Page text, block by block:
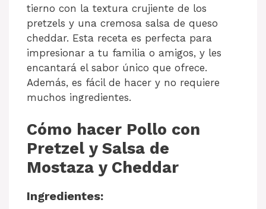
tierno con la textura crujiente de los
pretzels y una cremosa salsa de queso
cheddar. Esta receta es perfecta para
impresionar a tu familia o amigos, y les
encantará el sabor único que ofrece.
Además, es fácil de hacer y no requiere
muchos ingredientes.
Cómo hacer Pollo con
Pretzel y Salsa de
Mostaza y Cheddar
Ingredientes: